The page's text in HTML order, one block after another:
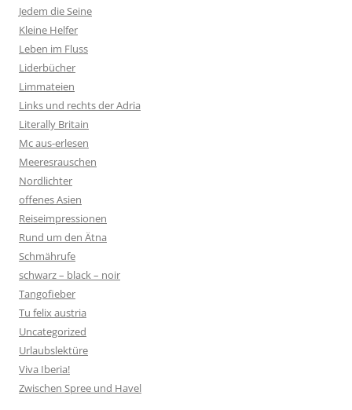
Jedem die Seine
Kleine Helfer
Leben im Fluss
Liderbücher
Limmateien
Links und rechts der Adria
Literally Britain
Mc aus-erlesen
Meeresrauschen
Nordlichter
offenes Asien
Reiseimpressionen
Rund um den Ätna
Schmährufe
schwarz – black – noir
Tangofieber
Tu felix austria
Uncategorized
Urlaubslektüre
Viva Iberia!
Zwischen Spree und Havel